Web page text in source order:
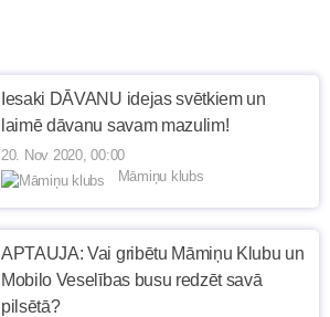
Iesaki DĀVANU idejas svētkiem un
laimē dāvanu savam mazulim!
20. Nov 2020, 00:00
Māmiņu klubs
APTAUJA: Vai gribētu Māmiņu Klubu un
Mobilo Veselības busu redzēt savā
pilsētā?